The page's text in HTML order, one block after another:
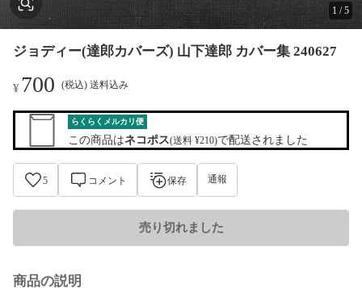
1 /5
ジョディー(達郎カバーズ) 山下達郎 カバー集 240627
¥700 (税込) 送料込み
らくらくメルカリ便
この商品はネコポス(送料 ¥210)で配送されました
5 コメント 保存 通報
売り切れました
商品の説明